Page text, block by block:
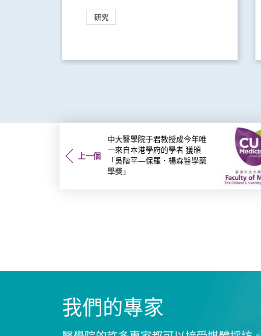
研究
上一個
中大醫學院于君教授成今年唯
一來自本港學府的學者 獲頒
「吳階平—保羅．楊森醫學藥
學獎」
我們的專家